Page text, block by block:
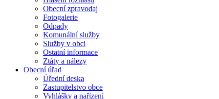
Obecní zpravodaj
Fotogalerie
Odpady
Komunální služby
Služby v obci
Ostatní informace
Ztáty a nálezy
Obecní úřad
Úřední deska
Zastupitelstvo obce
Vyhlášky a nařízení